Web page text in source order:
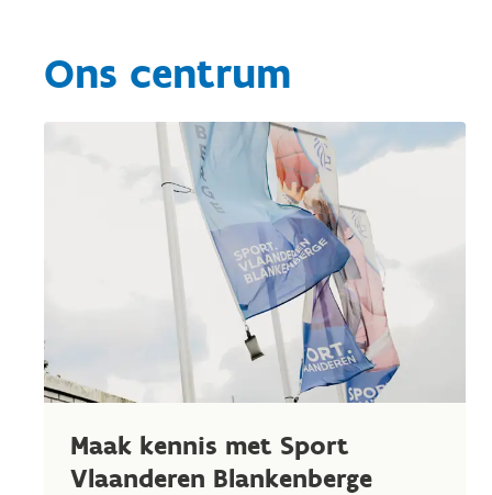
Ons centrum
Maak kennis met Sport
Vlaanderen Blankenberge